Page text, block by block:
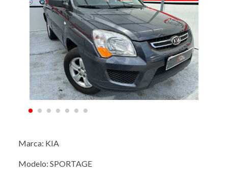
Marca: KIA
Modelo: SPORTAGE